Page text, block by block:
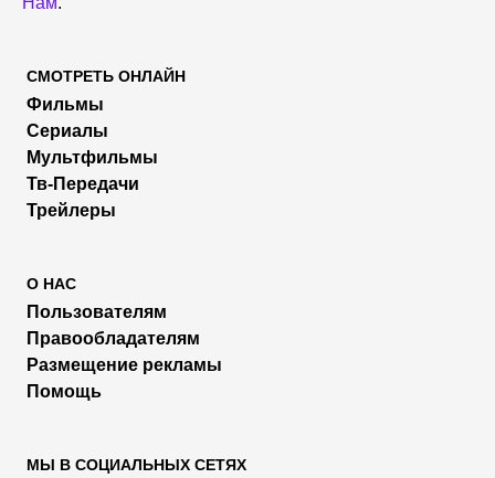
СМОТРЕТЬ ОНЛАЙН
Фильмы
Сериалы
Мультфильмы
Тв-Передачи
Трейлеры
О НАС
Пользователям
Правообладателям
Размещение рекламы
Помощь
МЫ В СОЦИАЛЬНЫХ СЕТЯХ